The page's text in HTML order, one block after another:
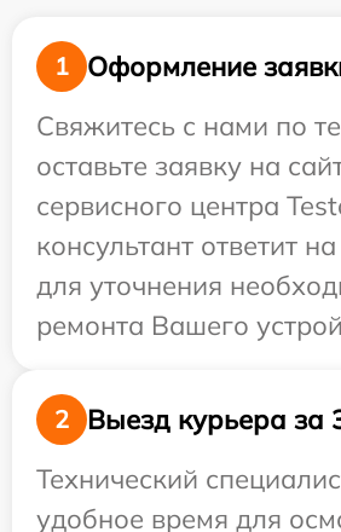
1
Оформление
Свяжитесь с нами по
оставьте заявку на
сервисного центра
консультант ответит
для уточнения
ремонта Вашего
2
Выезд курьера за
Технический
удобное время для